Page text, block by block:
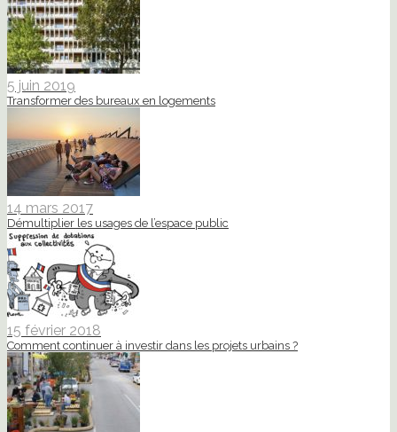
5 juin 2019
Transformer des bureaux en logements
14 mars 2017
Démultiplier les usages de l’espace public
15 février 2018
Comment continuer à investir dans les projets urbains ?